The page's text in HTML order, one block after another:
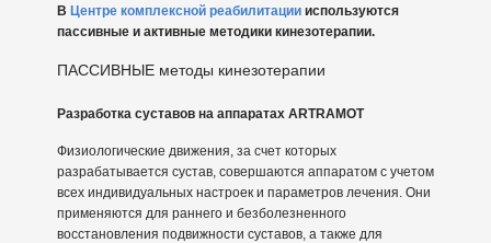
В Центре комплексной реабилитациииспользуются
пассивные и активные методики кинезотерапии.
ПАССИВНЫЕ методы кинезотерапии
Разработка суставов на аппаратах ARTRAMOT
Физиологические движения, за счет которых
разрабатывается сустав, совершаются аппаратом с учетом
всех индивидуальных настроек и параметров лечения. Они
применяются для раннего и безболезненного
восстановления подвижности суставов, а также для